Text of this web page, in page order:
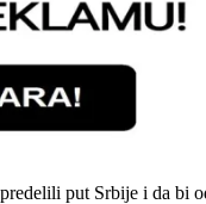
put Srbije i da bi